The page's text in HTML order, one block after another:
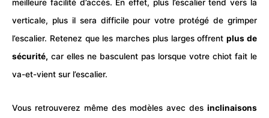
meilleure facilité d’accès. En effet, plus l’escalier tend vers la
verticale, plus il sera difficile pour votre protégé de grimper
l’escalier. Retenez que les marches plus larges offrentplus de
sécurité, car elles ne basculent pas lorsque votre chiot fait le
va-et-vient sur l’escalier.
Vous retrouverez même des modèles avec des inclinaisons